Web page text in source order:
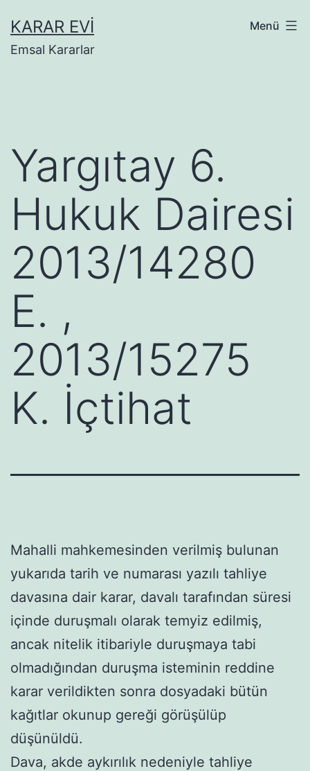
geçKARAR EVI
Emsal Kararlar
Menü
Yargıtay 6.
Hukuk Dairesi
2013/14280
E. ,
2013/15275
K. İçtihat
Mahalli mahkemesinden verilmiş bulunan
yukarıda tarih ve numarası yazılı tahliye
davasına dair karar, davalı tarafından süresi
içinde duruşmalı olarak temyiz edilmiş,
ancak nitelik itibariyle duruşmaya tabi
olmadığından duruşma isteminin reddine
karar verildikten sonra dosyadaki bütün
kağıtlar okunup gereği görüşülüp
düşünüldü.
Dava, akde aykırılık nedeniyle tahliye